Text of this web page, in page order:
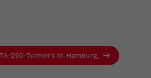
250-Turniers in Hamburg.